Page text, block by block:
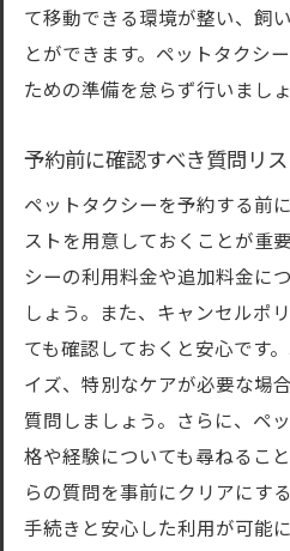
て移動できる環境が整い、飼
とができます。ペットタクシ
ための準備を怠らず行いましょ
予約前に確認すべき質問リス
ペットタクシーを予約する前
ストを用意しておくことが重
シーの利用料金や追加料金に
しょう。また、キャンセルポ
ても確認しておくと安心です
イズ、特別なケアが必要な場
質問しましょう。さらに、ペ
格や経験についても尋ねるこ
らの質問を事前にクリアにす
手続きと安心した利用が可能